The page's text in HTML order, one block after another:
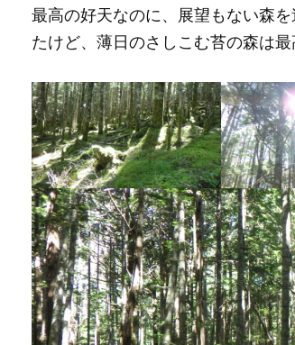
最高の好天なのに、展望もない森
たけど、薄日のさしこむ苔の森は最